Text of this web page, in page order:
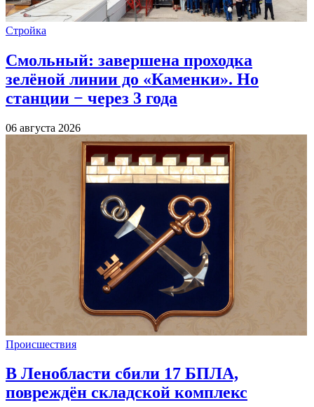
Стройка
Смольный: завершена проходка
зелёной линии до «Каменки». Но
станции − через 3 года
06 августа 2026
Происшествия
В Ленобласти сбили 17 БПЛА,
повреждён складской комплекс